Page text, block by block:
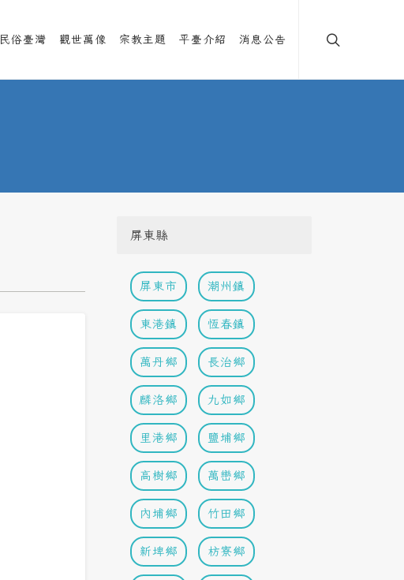
民俗臺灣 觀世萬像 宗教主題 平臺介紹 消息公告
屏東縣
屏東市 潮州鎮
東港鎮 恆春鎮
萬丹鄉 長治鄉
麟洛鄉 九如鄉
里港鄉 鹽埔鄉
高樹鄉 萬巒鄉
內埔鄉 竹田鄉
新埤鄉 枋寮鄉